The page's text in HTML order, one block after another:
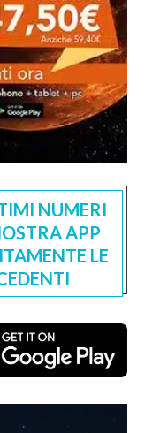
NUMERI
APP
LE